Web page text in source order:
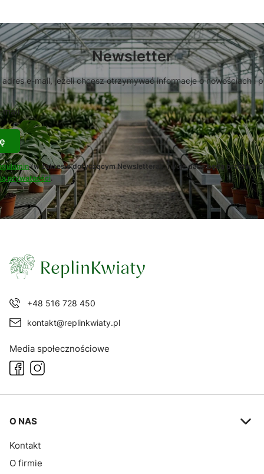
Newsletter
adres e-mail, jeżeli chcesz otrzymywać informacje o nowościach i
mail
(w zakresie dotyczącym Newslettera). Twoje dane będą
prywatności.
+48 516 728 450
kontakt@replinkwiaty.pl
Media społecznościowe
Linki w stopce
O NAS
Kontakt
O firmie